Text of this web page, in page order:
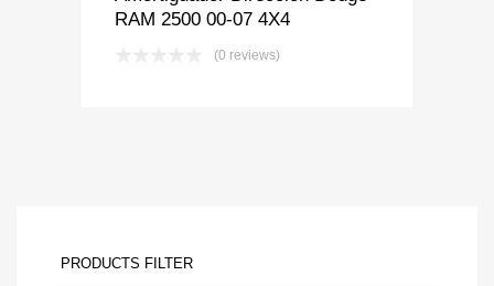
RAM 2500 00-07 4X4
(0 reviews)
PRODUCTS FILTER